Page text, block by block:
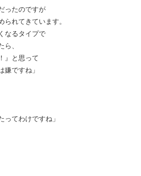
ったのですが
れてきています。
なるタイプで
、
』と思って
ですね」
ってわけですね」